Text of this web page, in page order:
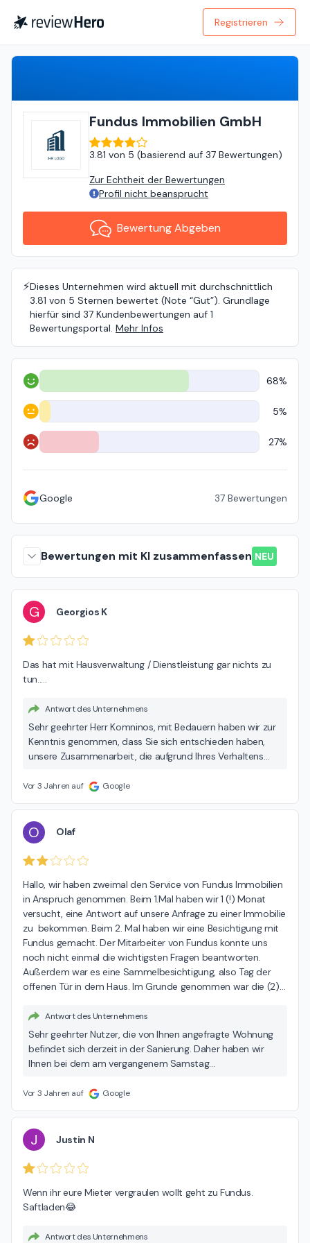
Registrieren
Fundus Immobilien GmbH
3.81 von 5 (basierend auf 37 Bewertungen)
Zur Echtheit der Bewertungen
Profil nicht beansprucht
Bewertung Abgeben
⚡️Dieses Unternehmen wird aktuell mit durchschnittlich
3.81 von 5 Sternen bewertet (Note “Gut”). Grundlage
hierfür sind 37 Kundenbewertungen auf 1
Bewertungsportal. Mehr Infos
Positiv 68%
Neutral 5%
Negativ 27%
Google 37 Bewertungen
Bewertungen mit KI zusammenfassen NEU
G Georgios K
Das hat mit Hausverwaltung / Dienstleistung gar nichts zu
tun.....
Antwort des Unternehmens
Sehr geehrter Herr Komninos, mit Bedauern haben wir zur
Kenntnis genommen, dass Sie sich entschieden haben,
unsere Zusammenarbeit, die aufgrund Ihres Verhaltens
negativen Google-Bewertung zu kommentieren. Dies ist
Mail-Verkehr umfassend belegt haben, dass alle
erbrachten Leistungen präzise Ihren spezifischen
Anforderungen und Anweisungen entsprachen. Unser
stetiges Ziel war es, Ihre Wünsche bestmöglich
diesen Weg des Feedbacks gewählt haben. Trotz der
Umstände, die zu unserer Kündigung führten, möchten wir
Ihnen für Ihre Zukunft alles Gute wünschen. Mit
freundlichen Grüßen, Mario Beckmann
Vor 3 Jahren auf Google
O Olaf
Hallo, wir haben zweimal den Service von Fundus Immobilien
in Anspruch genommen. Beim 1.Mal haben wir 1 (!) Monat
versucht, eine Antwort auf unsere Anfrage zu einer Immobilie
zu  bekommen. Beim 2. Mal haben wir eine Besichtigung mit
Fundus gemacht. Der Mitarbeiter von Fundus konnte uns
noch nicht einmal die wichtigsten Fragen beantworten.
Außerdem war es eine Sammelbesichtigung, also Tag der
offenen Tür in dem Haus. Im Grunde genommen war die (2)…
Antwort des Unternehmens
Sehr geehrter Nutzer, die von Ihnen angefragte Wohnung
befindet sich derzeit in der Sanierung. Daher haben wir
Ihnen bei dem am vergangenem Samstag
des Einzugstermins, mitgeteilt, dass dieser derzeit noch
darauf hingewiesen, dass der Einzugstermin noch nicht
genau feststeht (hier ist dieser mit „nach Absprache“
bezeichnet). Im Weiteren teilten wir mit, dass wir allen
Interessenten die uns bis Montag eine Rückmeldung
alle weiteren Fragen entsprechend beantworten werden.
Hier sollte z. B. noch geklärt werden ob der Eigentümer
statt einer Rückmeldung lediglich diese Googlerezession
Vor 3 Jahren auf Google
J Justin N
Wenn ihr eure Mieter vergraulen wollt geht zu Fundus.
Saftladen😂
Antwort des Unternehmens